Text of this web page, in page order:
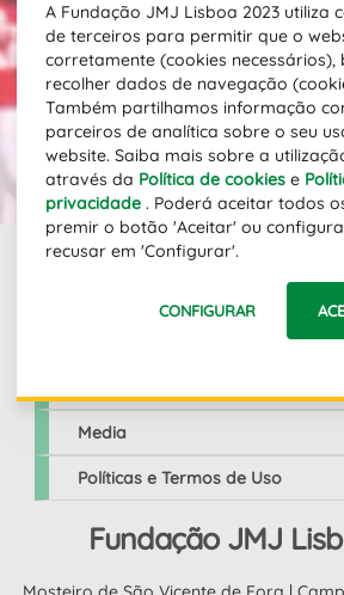
A Fundação JMJ Lisboa 2023 utiliza
de terceiros para permitir que o
corretamente (cookies
recolher dados de navegação
Também partilhamos informação
parceiros de analítica sobre o seu
website. Saiba mais sobre a
através da Política de cookies e
privacidade . Poderá aceitar todos
premir o botão 'Aceitar' ou
recusar em 'Configurar'.
CONFIGURAR
a par das novidades.
SUBSCREVER
Links
Media
Políticas e Termos de Uso
Fundação JMJ